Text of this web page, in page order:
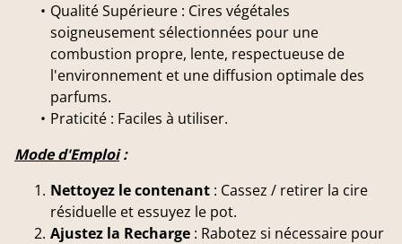
Qualité Supérieure : Cires végétales
soigneusement sélectionnées pour une
combustion propre, lente, respectueuse de
l'environnement et une diffusion optimale des
parfums.
Praticité : Faciles à utiliser.
Mode d'Emploi:
Nettoyez le contenant : Cassez / retirer la cire
résiduelle et essuyez le pot.
Ajustez la Recharge : Rabotez si nécessaire pour